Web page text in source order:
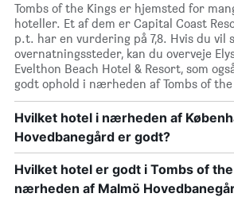
Tombs of the Kings er hjemsted for
hoteller. Et af dem er Capital Coast
p.t. har en vurdering på 7,8. Hvis du vil
overnatningssteder, kan du overveje
Evelthon Beach Hotel & Resort, som
godt ophold i nærheden af Tombs of the
Hvilket hotel i nærheden af
Hovedbanegård er godt?
Hvilket hotel er godt i Tombs of
nærheden af Malmö